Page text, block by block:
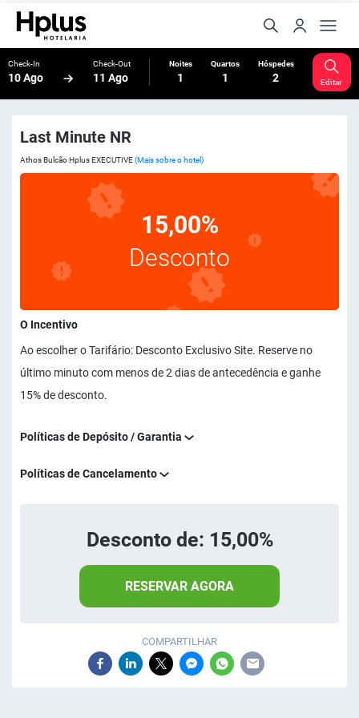
Check-In
10 Ago
Check-Out
11 Ago
Noites
1
Quartos
1
Hóspedes
2 Editar
Last Minute NR
Athos Bulcão Hplus EXECUTIVE(Mais sobre o hotel)
15,00%
Desconto
O Incentivo
Ao escolher o Tarifário: Desconto Exclusivo Site. Reserve no
último minuto com menos de 2 dias de antecedência e ganhe
15% de desconto.
Políticas de Depósito / Garantia
Políticas de Cancelamento
Desconto de: 15,00%
RESERVAR AGORA
COMPARTILHAR